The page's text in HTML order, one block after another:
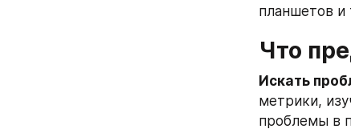
планшетов и
Что
Искать
метрики,
проблемы в